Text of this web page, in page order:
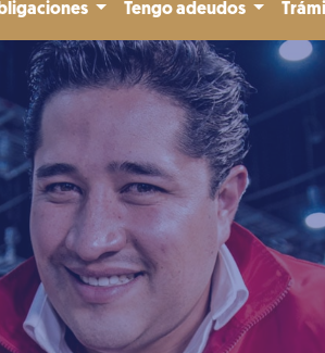
Tengo adeudos